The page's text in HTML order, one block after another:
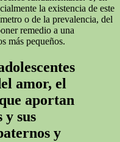
la existencia de este
o de la prevalencia, del
remedio a una
más pequeños.
amor, el
aportan
y sus
y